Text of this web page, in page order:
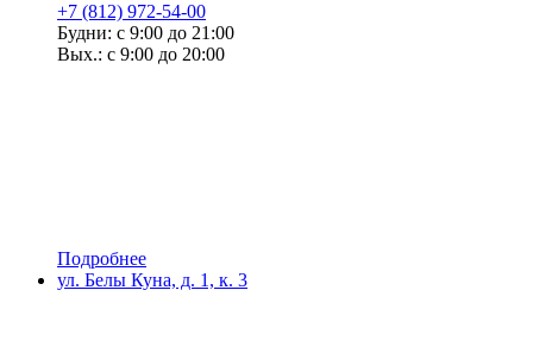
+7 (812) 972-54-00
Будни: с 9:00 до 21:00
Вых.: с 9:00 до 20:00
Подробнее
ул. Белы Куна, д. 1, к. 3